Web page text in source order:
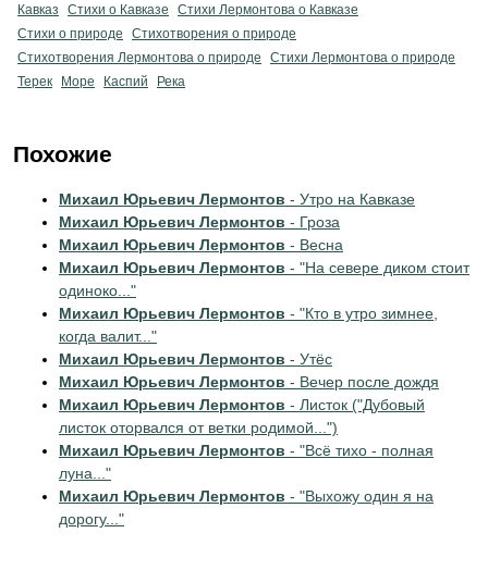
Кавказ
Стихи о Кавказе
Стихи Лермонтова о Кавказе
Стихи о природе
Стихотворения о природе
Стихотворения Лермонтова о природе
Стихи Лермонтова о природе
Терек
Море Каспий Река
Похожие
Михаил Юрьевич Лермонтов - Утро на Кавказе
Михаил Юрьевич Лермонтов - Гроза
Михаил Юрьевич Лермонтов - Весна
Михаил Юрьевич Лермонтов - "На севере диком стоит
одиноко..."
Михаил Юрьевич Лермонтов - "Кто в утро зимнее,
когда валит..."
Михаил Юрьевич Лермонтов - Утёс
Михаил Юрьевич Лермонтов - Вечер после дождя
Михаил Юрьевич Лермонтов - Листок ("Дубовый
листок оторвался от ветки родимой...")
Михаил Юрьевич Лермонтов - "Всё тихо - полная
луна..."
Михаил Юрьевич Лермонтов - "Выхожу один я на
дорогу..."